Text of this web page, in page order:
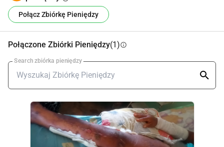
Połącz Zbiórkę Pieniędzy
Połączone Zbiórki Pieniędzy(1)info
Search zbiórka pieniędzy